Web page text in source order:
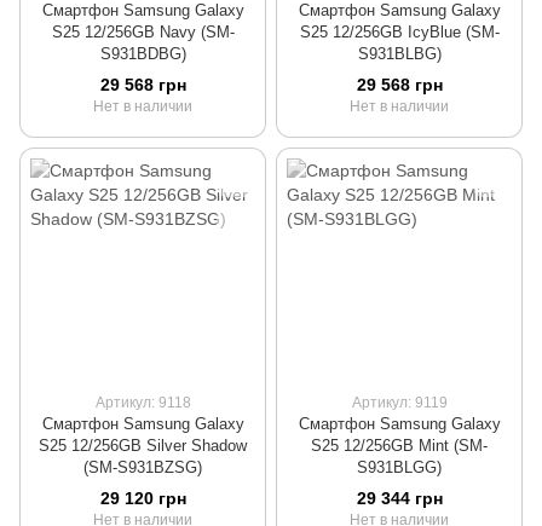
Смартфон Samsung Galaxy
S25 12/256GB Navy (SM-
S931BDBG)
29 568 грн
Нет в наличии
Смартфон Samsung Galaxy
S25 12/256GB IcyBlue (SM-
S931BLBG)
29 568 грн
Нет в наличии
Артикул: 9118
Смартфон Samsung Galaxy
S25 12/256GB Silver Shadow
(SM-S931BZSG)
29 120 грн
Нет в наличии
Артикул: 9119
Смартфон Samsung Galaxy
S25 12/256GB Mint (SM-
S931BLGG)
29 344 грн
Нет в наличии